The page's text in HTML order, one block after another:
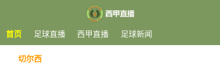
首页 足球直播 西甲直播 足球新闻
切尔西